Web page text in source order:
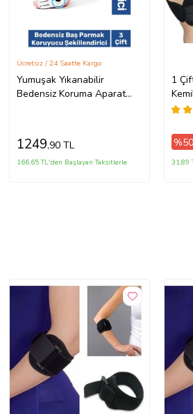
Yumuşak Yıkanabilir
Bedensiz Koruma Aparat
Ücretsiz / 24 Saatte Kargo
1249,90 TL
166,65 TL'den Başlayan Taksitlerle
1
%50
31,89